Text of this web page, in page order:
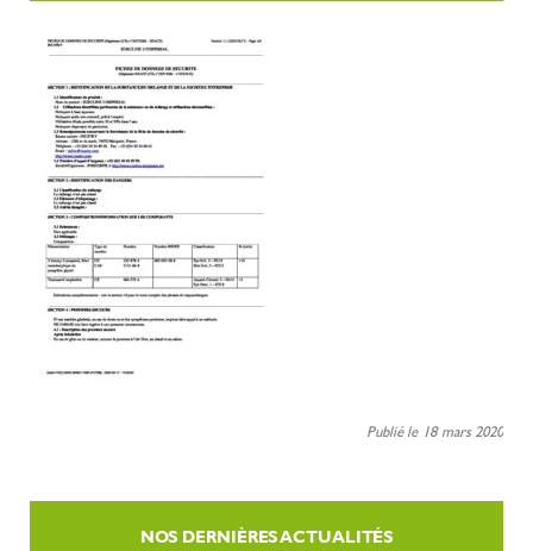
Publié le 18 mars 2020
NOS DERNIÈRES ACTUALITÉS